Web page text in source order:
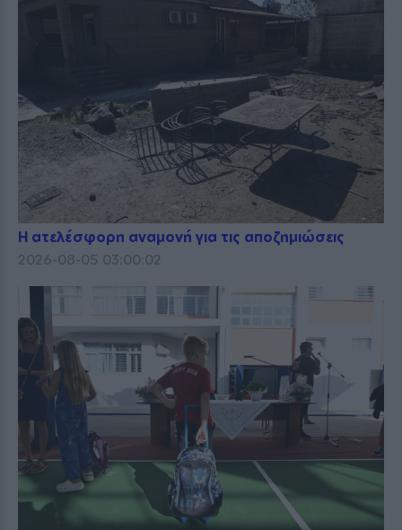
Η ατελέσφορη αναμονή για τις αποζημιώσεις
2026-08-05 03:00:02